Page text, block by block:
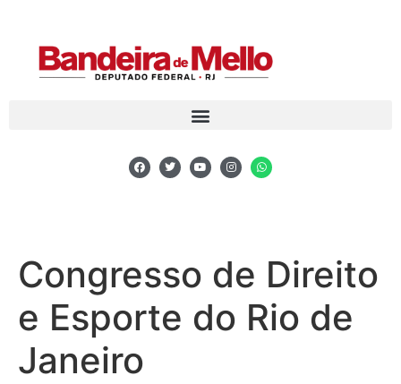
Congresso de Direito
e Esporte do Rio de
Janeiro